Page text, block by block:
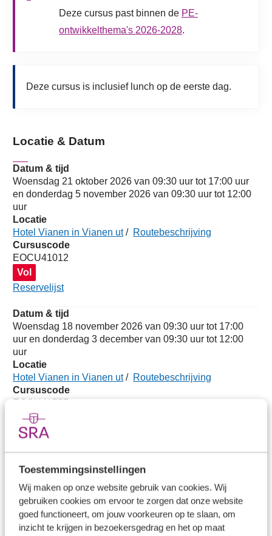
Toestemmingsinstellingen
Wij maken op onze website gebruik van cookies. Wij
gebruiken cookies om ervoor te zorgen dat onze website
goed functioneert, om jouw voorkeuren op te slaan, om
inzicht te krijgen in bezoekersgedrag en het op maat
Deze cursus past binnen de PE-
ontwikkelthema's 2026-2028.
Deze cursus is inclusief lunch op de eerste dag.
Locatie & Datum
Datum & tijd
Woensdag 21 oktober 2026 van 09:30 uur tot 17:00 uur
en donderdag 5 november 2026 van 09:30 uur tot 12:00
uur
Locatie
Hotel Vianen in Vianen ut/ Routebeschrijving
Cursuscode
EOCU41012
Vol
Reservelijst
Datum & tijd
Woensdag 18 november 2026 van 09:30 uur tot 17:00
uur en donderdag 3 december van 09:30 uur tot 12:00
uur
Locatie
Hotel Vianen in Vianen ut/ Routebeschrijving
Cursuscode
EOCU41757
Beschikbaar
10 juni 2027 van 9:30 tot 12:00 uur
Locatie
Hotel Vianen in Vianen ut/Routebeschrijving
Cursuscode
EOCU42029